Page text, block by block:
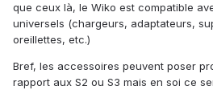
que ceux là, le Wiko est compatible
universels (chargeurs, adaptateurs,
oreillettes, etc.)
Bref, les accessoires peuvent poser
rapport aux S2 ou S3 mais en soi ce